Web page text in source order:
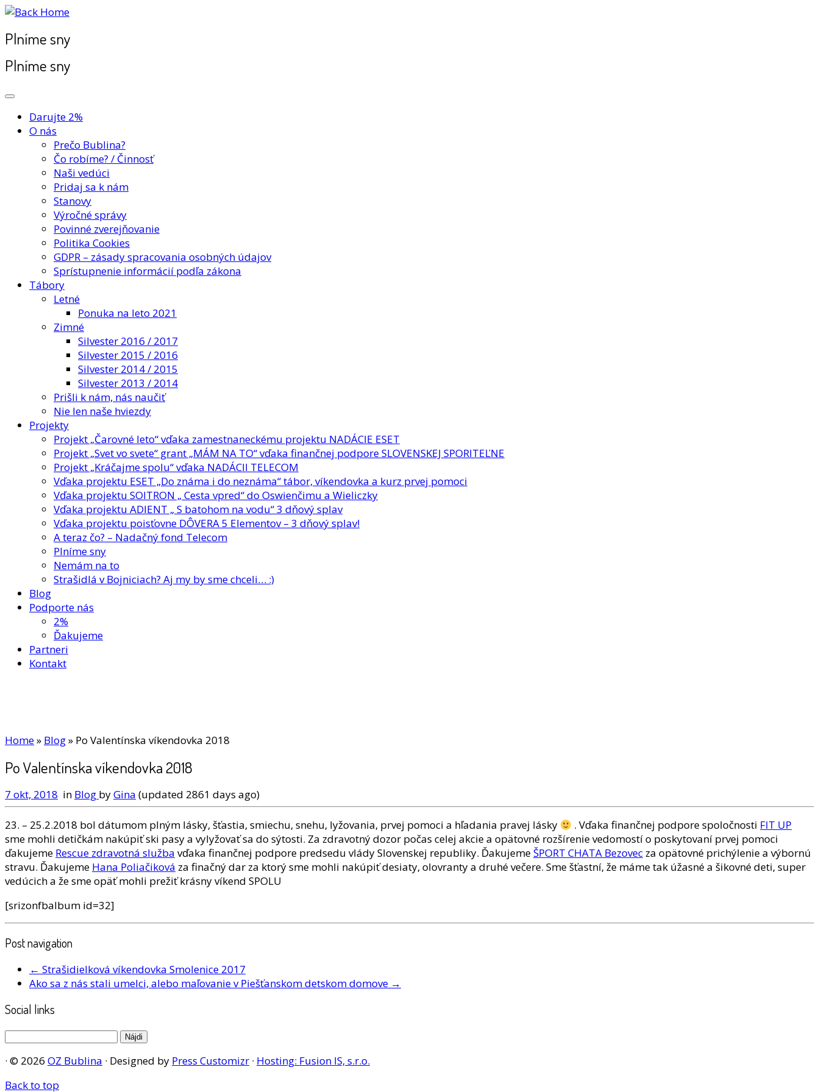
Plníme sny
Plníme sny
Darujte 2%
O nás
Prečo Bublina?
Čo robíme? / Činnosť
Naši vedúci
Pridaj sa k nám
Stanovy
Výročné správy
Povinné zverejňovanie
Politika Cookies
GDPR – zásady spracovania osobných údajov
Sprístupnenie informácií podľa zákona
Tábory
Letné
Ponuka na leto 2021
Zimné
Silvester 2016 / 2017
Silvester 2015 / 2016
Silvester 2014 / 2015
Silvester 2013 / 2014
Prišli k nám, nás naučiť
Nie len naše hviezdy
Projekty
Projekt „Čarovné leto“ vďaka zamestnaneckému projektu NADÁCIE ESET
Projekt „Svet vo svete“ grant „MÁM NA TO“ vďaka finančnej podpore SLOVENSKEJ SPORITEĽNE
Projekt „Kráčajme spolu“ vďaka NADÁCII TELECOM
Vďaka projektu ESET „Do známa i do neznáma“ tábor, víkendovka a kurz prvej pomoci
Vďaka projektu SOITRON „ Cesta vpred“ do Oswienčimu a Wieliczky
Vďaka projektu ADIENT „ S batohom na vodu“ 3 dňový splav
Vďaka projektu poisťovne DÔVERA 5 Elementov – 3 dňový splav!
A teraz čo? – Nadačný fond Telecom
Plníme sny
Nemám na to
Strašidlá v Bojniciach? Aj my by sme chceli… :)
Blog
Podporte nás
2%
Ďakujeme
Partneri
Kontakt
Home» Blog» Po Valentínska víkendovka 2018
Po Valentínska víkendovka 2018
7 okt, 2018 in Blog byGina (updated 2861 days ago)
23. – 25.2.2018 bol dátumom plným lásky, šťastia, smiechu, snehu, lyžovania, prvej pomoci a hľadania pravej lásky . Vďaka finančnej podpore spoločnosti FIT UP
sme mohli detičkám nakúpiť ski pasy a vylyžovať sa do sýtosti. Za zdravotný dozor počas celej akcie a opätovné rozšírenie vedomostí o poskytovaní prvej pomoci
ďakujeme Rescue zdravotná služba vďaka finančnej podpore predsedu vlády Slovenskej republiky. Ďakujeme ŠPORT CHATA Bezovec za opätovné prichýlenie a výbornú
stravu. Ďakujeme Hana Poliačiková za finačný dar za ktorý sme mohli nakúpiť desiaty, olovranty a druhé večere. Sme šťastní, že máme tak úžasné a šikovné deti, super
vedúcich a že sme opäť mohli prežiť krásny víkend SPOLU
[srizonfbalbum id=32]
Post navigation
← Strašidielková víkendovka Smolenice 2017
Ako sa z nás stali umelci, alebo maľovanie v Piešťanskom detskom domove →
Social links
Hľadať:
· © 2026 OZ Bublina · Designed by Press Customizr · Hosting: Fusion IS, s.r.o.
Back to top